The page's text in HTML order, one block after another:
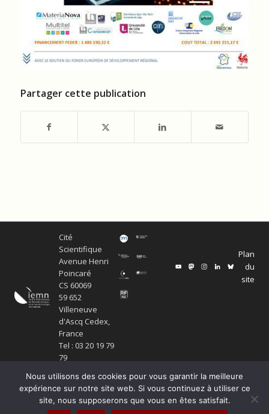
Partager cette publication
Cité
Scientifique
Avenue Henri
Poincaré
CS 60069
59 652
Villeneuve
d'Ascq Cedex,
France
Tel : 03 20 19 79
79
Plan
du
site
© Copyright Service ECM et pôle SISR 2024
Nous utilisons des cookies pour vous garantir la meilleure
expérience sur notre site web. Si vous continuez à utiliser ce
site, nous supposerons que vous en êtes satisfait.